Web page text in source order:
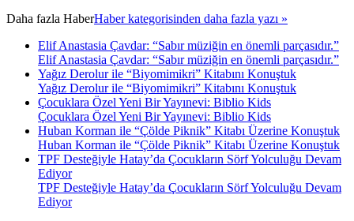
Daha fazla HaberHaber kategorisinden daha fazla yazı »
Elif Anastasia Çavdar: “Sabır müziğin en önemli parçasıdır.”
Elif Anastasia Çavdar: “Sabır müziğin en önemli parçasıdır.”
Yağız Derolur ile “Biyomimikri” Kitabını Konuştuk
Yağız Derolur ile “Biyomimikri” Kitabını Konuştuk
Çocuklara Özel Yeni Bir Yayınevi: Biblio Kids
Çocuklara Özel Yeni Bir Yayınevi: Biblio Kids
Huban Korman ile “Çölde Piknik” Kitabı Üzerine Konuştuk
Huban Korman ile “Çölde Piknik” Kitabı Üzerine Konuştuk
TPF Desteğiyle Hatay’da Çocukların Sörf Yolculuğu Devam
Ediyor
TPF Desteğiyle Hatay’da Çocukların Sörf Yolculuğu Devam
Ediyor